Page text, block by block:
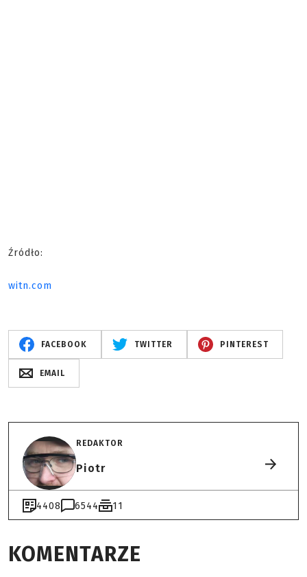
Źródło:
witn.com
FACEBOOK TWITTER PINTEREST
EMAIL
REDAKTOR
Piotr
4408 6544 11
KOMENTARZE